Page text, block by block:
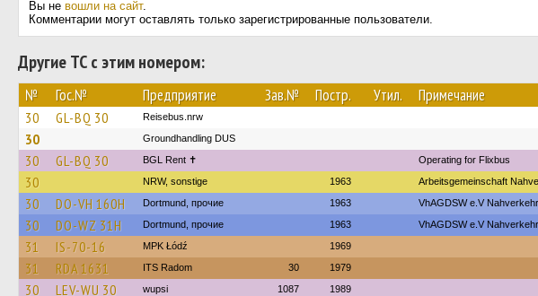
Вы не вошли на сайт.
Комментарии могут оставлять только зарегистрированные пользователи.
Другие ТС с этим номером:
№ Гос.№ Предприятие Зав.№ Постр. Утил. Примечание
30 GL-BQ 30 Reisebus.nrw
30 Groundhandling DUS
30 GL-BQ 30 BGL Rent ✝︎ Operating for Flixbus
30 NRW, sonstige 1963 Arbeitsgemeinschaft
30 DO-VH 160H Dortmund, прочие 1963 VhAGDSW e.V
30 DO-WZ 31H Dortmund, прочие 1963 VhAGDSW e.V
31 IS-70-16 MPK Łódź 1969
31 RDA 1631 ITS Radom 30 1979
30 LEV-WU 30 wupsi 1087 1989